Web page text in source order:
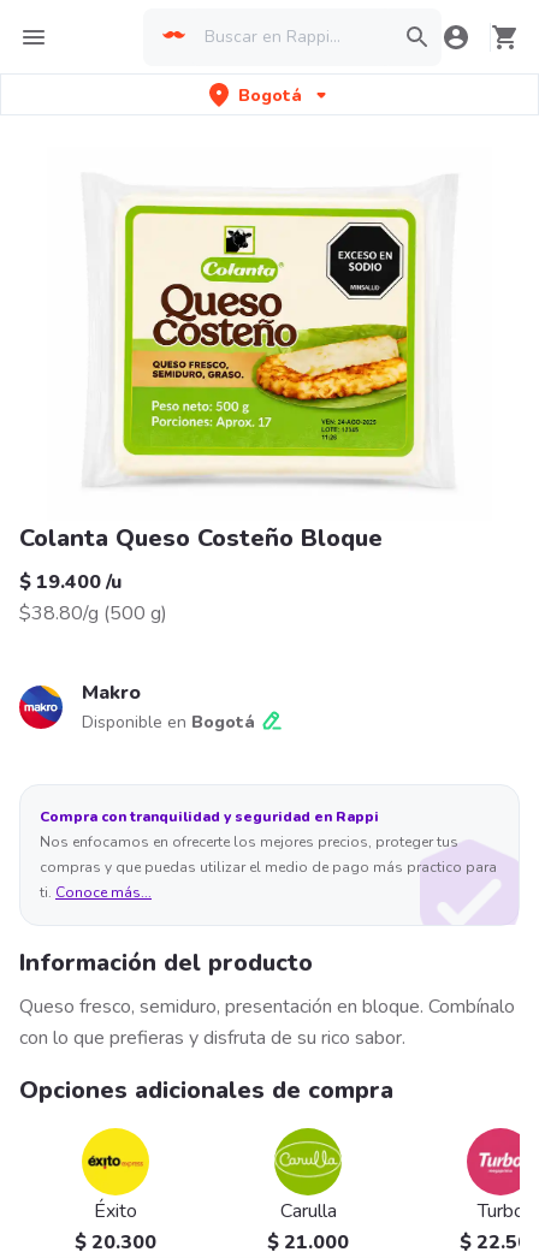
Bogotá
Colanta Queso Costeño Bloque
$ 19.400/u
$38.80/g (500 g)
Makro
Disponible en Bogotá
Compra con tranquilidad y seguridad en Rappi
Nos enfocamos en ofrecerte los mejores precios, proteger tus
compras y que puedas utilizar el medio de pago más practico para
ti. Conoce más...
Información del producto
Queso fresco, semiduro, presentación en bloque. Combínalo
con lo que prefieras y disfruta de su rico sabor.
Opciones adicionales de compra
Éxito
$ 20.300
Carulla
$ 21.000
Turbo
$